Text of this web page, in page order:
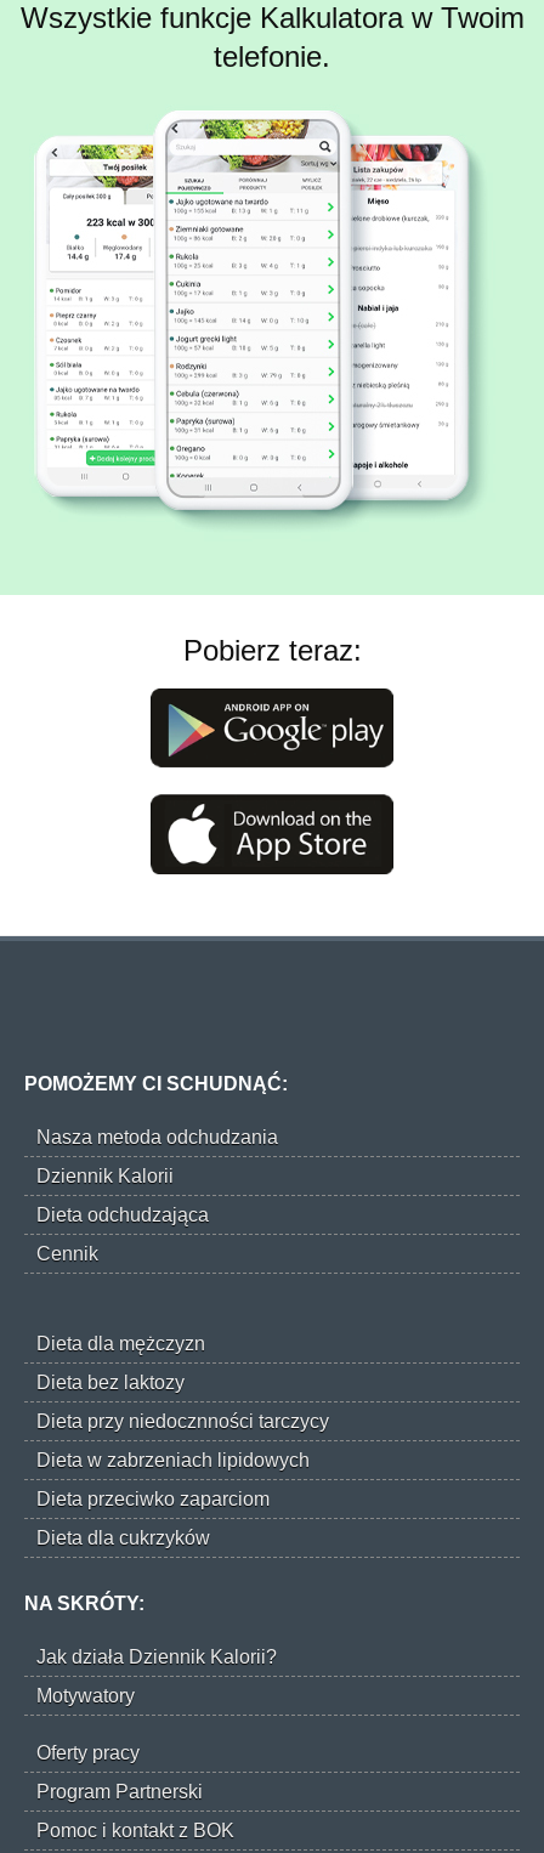
Wszystkie funkcje Kalkulatora w Twoim
telefonie.
Pobierz teraz:
POMOŻEMY CI SCHUDNĄĆ:
Nasza metoda odchudzania
Dziennik Kalorii
Dieta odchudzająca
Cennik
Dieta dla mężczyzn
Dieta bez laktozy
Dieta przy niedocznności tarczycy
Dieta w zabrzeniach lipidowych
Dieta przeciwko zaparciom
Dieta dla cukrzyków
NA SKRÓTY:
Jak działa Dziennik Kalorii?
Motywatory
Oferty pracy
Program Partnerski
Pomoc i kontakt z BOK